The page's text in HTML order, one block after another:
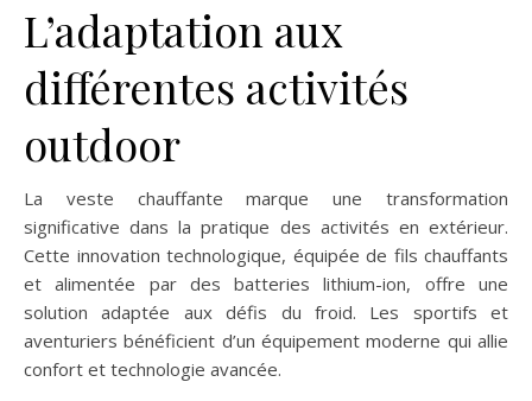
L’adaptation aux
différentes activités
outdoor
La veste chauffante marque une transformation
significative dans la pratique des activités en extérieur.
Cette innovation technologique, équipée de fils chauffants
et alimentée par des batteries lithium-ion, offre une
solution adaptée aux défis du froid. Les sportifs et
aventuriers bénéficient d’un équipement moderne qui allie
confort et technologie avancée.